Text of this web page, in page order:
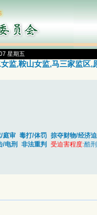
星期五
监,鞍山女监,马三家监区,
/庭审 毒打/体罚 掠夺财物/经济
/电刑 非法重判 受迫害程度:酷刑